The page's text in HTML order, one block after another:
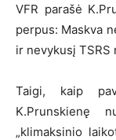
VFR parašė
perpus: Maskva
ir nevykusį
Taigi, kaip
K.Prunskienę
„klimaksinio